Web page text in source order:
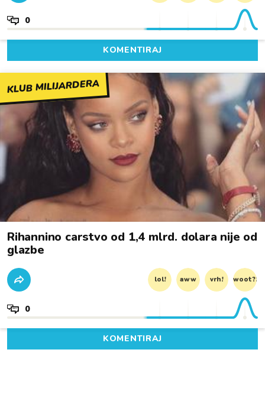
0
KOMENTIRAJ
KLUB MILIJARDERA
Rihannino carstvo od 1,4 mlrd. dolara nije od
glazbe
lol! aww vrh! woot?!
0
KOMENTIRAJ